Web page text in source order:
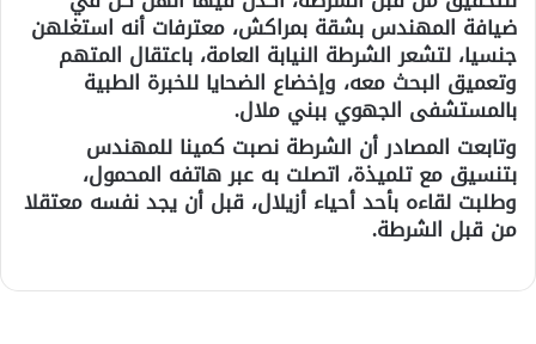
ضيافة المهندس بشقة بمراكش، معترفات أنه استغلهن
جنسيا، لتشعر الشرطة النيابة العامة، باعتقال المتهم
وتعميق البحث معه، وإخضاع الضحايا للخبرة الطبية
بالمستشفى الجهوي ببني ملال.
وتابعت المصادر أن الشرطة نصبت كمينا للمهندس
بتنسيق مع تلميذة، اتصلت به عبر هاتفه المحمول،
وطلبت لقاءه بأحد أحياء أزيلال، قبل أن يجد نفسه معتقلا
من قبل الشرطة.